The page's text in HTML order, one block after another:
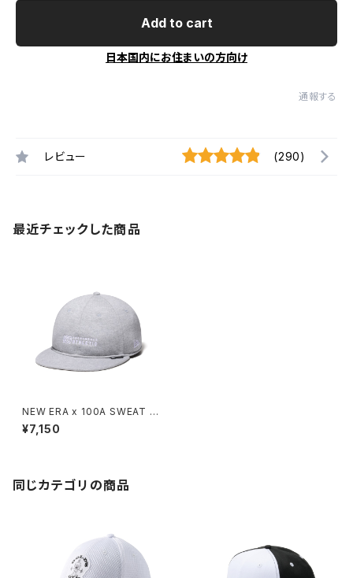
Add to cart
日本国内にお住まいの方向け
通報する
レビュー (290)
最近チェックした商品
NEW ERA x 100A SWEAT R
C 9FIFTY
¥7,150
同じカテゴリの商品